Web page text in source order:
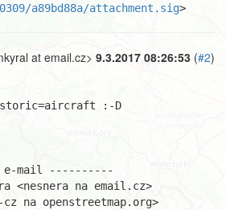
a89bd88a/attachment.sig>
9.3.2017 08:26:53 (#2)
at email.cz>
:-D
e-mail ----------
<nesnera na email.cz>
na openstreetmap.org>